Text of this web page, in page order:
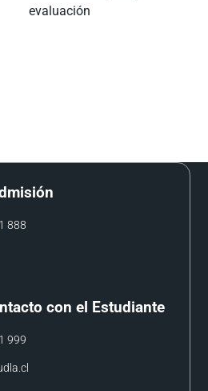
evaluación
888
con el Estudiante
999